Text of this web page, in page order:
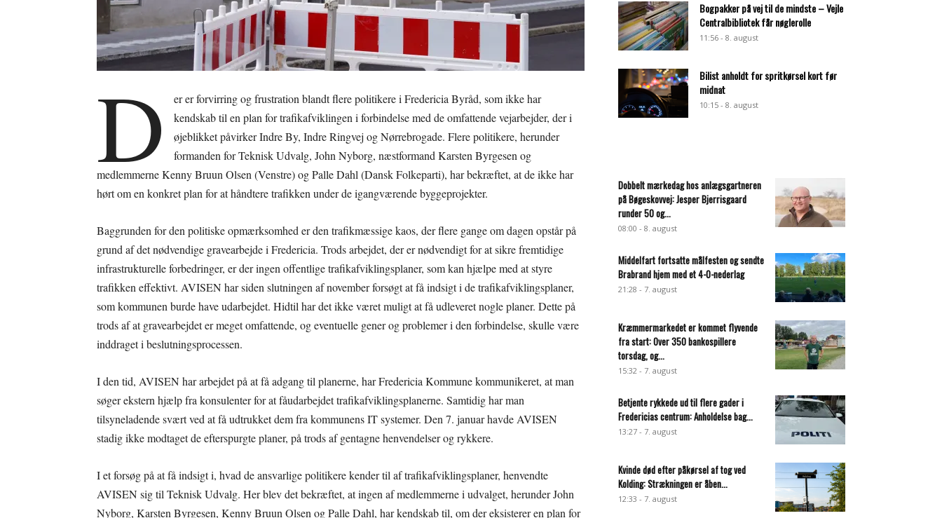
D
er er forvirring og frustration blandt flere politikere i Fredericia Byråd, som ikke har
kendskab til en plan for trafikafviklingen i forbindelse med de omfattende vejarbejder, der i
øjeblikket påvirker Indre By, Indre Ringvej og Nørrebrogade. Flere politikere, herunder
formanden for Teknisk Udvalg, John Nyborg, næstformand Karsten Byrgesen og
medlemmerne Kenny Bruun Olsen (Venstre) og Palle Dahl (Dansk Folkeparti), har bekræftet, at de ikke har
hørt om en konkret plan for at håndtere trafikken under de igangværende byggeprojekter.
Baggrunden for den politiske opmærksomhed er den trafikmæssige kaos, der flere gange om dagen opstår på
grund af det nødvendige gravearbejde i Fredericia. Trods arbejdet, der er nødvendigt for at sikre fremtidige
infrastrukturelle forbedringer, er der ingen offentlige trafikafviklingsplaner, som kan hjælpe med at styre
trafikken effektivt. AVISEN har siden slutningen af november forsøgt at få indsigt i de trafikafviklingsplaner,
som kommunen burde have udarbejdet. Hidtil har det ikke været muligt at få udleveret nogle planer. Dette på
trods af at gravearbejdet er meget omfattende, og eventuelle gener og problemer i den forbindelse, skulle være
inddraget i beslutningsprocessen.
I den tid, AVISEN har arbejdet på at få adgang til planerne, har Fredericia Kommune kommunikeret, at man
søger ekstern hjælp fra konsulenter for at fåudarbejdet trafikafviklingsplanerne. Samtidig har man
tilsyneladende svært ved at få udtrukket dem fra kommunens IT systemer. Den 7. januar havde AVISEN
stadig ikke modtaget de efterspurgte planer, på trods af gentagne henvendelser og rykkere.
I et forsøg på at få indsigt i, hvad de ansvarlige politikere kender til af trafikafviklingsplaner, henvendte
AVISEN sig til Teknisk Udvalg. Her blev det bekræftet, at ingen af medlemmerne i udvalget, herunder John
Nyborg, Karsten Byrgesen, Kenny Bruun Olsen og Palle Dahl, har kendskab til, om der eksisterer en plan for
Bogpakker på vej til de mindste – Vejle
Centralbibliotek får nøglerolle
11:56 - 8. august
Bilist anholdt for spritkørsel kort før
midnat
10:15 - 8. august
Dobbelt mærkedag hos anlægsgartneren
på Bøgeskovvej: Jesper Bjerrisgaard
runder 50 og...
08:00 - 8. august
Middelfart fortsatte målfesten og sendte
Brabrand hjem med et 4-0-nederlag
21:28 - 7. august
Kræmmermarkedet er kommet flyvende
fra start: Over 350 bankospillere
torsdag, og...
15:32 - 7. august
Betjente rykkede ud til flere gader i
Fredericias centrum: Anholdelse bag...
13:27 - 7. august
Kvinde død efter påkørsel af tog ved
Kolding: Strækningen er åben...
12:33 - 7. august